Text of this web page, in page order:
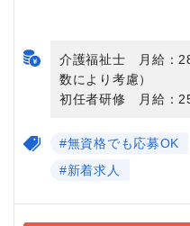
介護福祉士 月給：
数により考慮）
初任者研修 月給：
#無資格でも応募OK
#新着求人